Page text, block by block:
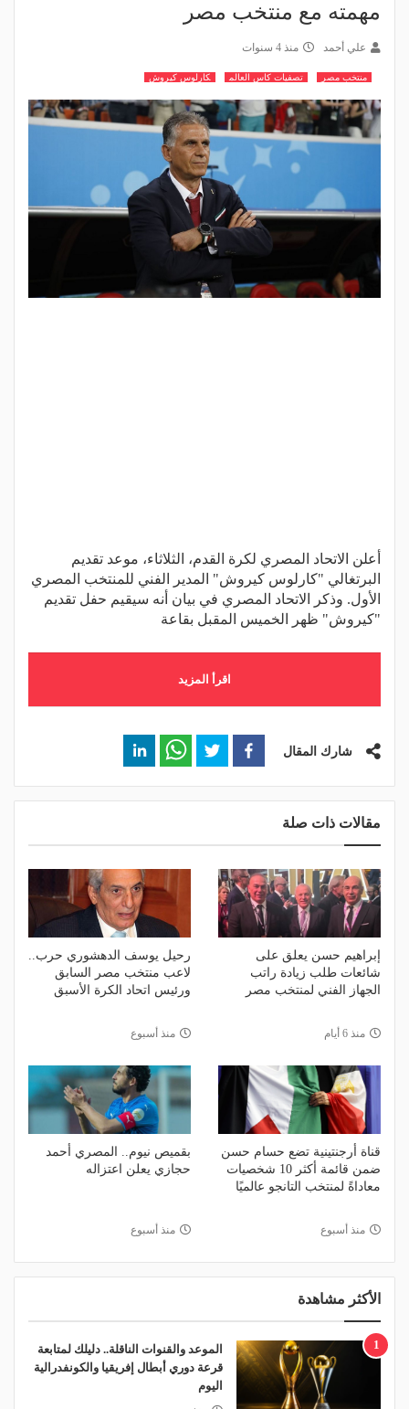
مهمته مع منتخب مصر
علي أحمد منذ 4 سنوات
منتخب مصر تصفيات كاس العالم كارلوس كيروش
أعلن الاتحاد المصري لكرة القدم، الثلاثاء، موعد تقديم
البرتغالي "كارلوس كيروش" المدير الفني للمنتخب المصري
الأول. وذكر الاتحاد المصري في بيان أنه سيقيم حفل تقديم
"كيروش" ظهر الخميس المقبل بقاعة
اقرأ المزيد
شارك المقال
مقالات ذات صلة
إبراهيم حسن يعلق على
شائعات طلب زيادة راتب
الجهاز الفني لمنتخب مصر
منذ 6 أيام
رحيل يوسف الدهشوري حرب..
لاعب منتخب مصر السابق
ورئيس اتحاد الكرة الأسبق
منذ أسبوع
قناة أرجنتينية تضع حسام حسن
ضمن قائمة أكثر 10 شخصيات
معاداةً لمنتخب التانجو عالميًا
منذ أسبوع
بقميص نيوم.. المصري أحمد
حجازي يعلن اعتزاله
منذ أسبوع
الأكثر مشاهدة
1
الموعد والقنوات الناقلة.. دليلك لمتابعة
قرعة دوري أبطال إفريقيا والكونفدرالية
اليوم